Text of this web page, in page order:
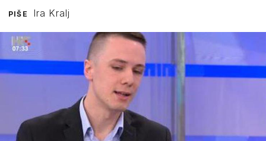
PIŠE Ira Kralj